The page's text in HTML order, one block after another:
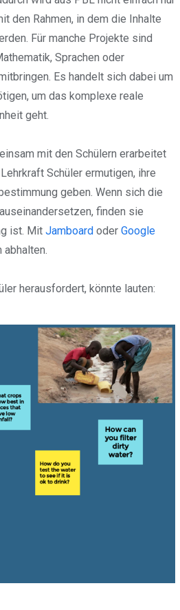
den Rahmen, in dem die Inhalte
Für manche Projekte sind
Sprachen oder
Es handelt sich dabei um
um das komplexe reale
geht.
mit den Schülern erarbeitet
Schüler ermutigen, ihre
geben. Wenn sich die
finden sie
ist. Mit Jamboard oder Google
herausfordert, könnte lauten: